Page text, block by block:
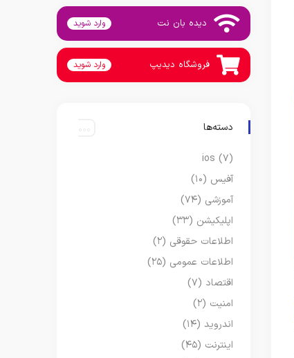
دیده بان نت وارد شوید
فروشگاه دیدیپ وارد شوید
دسته‌ها
ios (۷)
آفیس (۱۰)
آموزشی (۷۴)
اپلیکیشن (۳۳)
اطلاعات حقوقی (۲)
اطلاعات عمومی (۲۵)
اقتصاد (۷)
امنیت (۲)
اندروید (۱۴)
اینترنت (۴۵)